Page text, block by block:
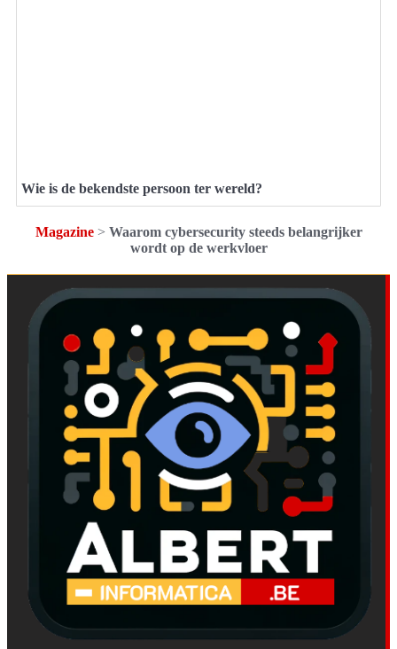
Wie is de bekendste persoon ter wereld?
Magazine> Waarom cybersecurity steeds belangrijker
wordt op de werkvloer